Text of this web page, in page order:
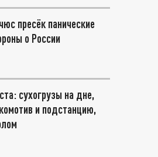
пресёк панические
о России
сухогрузы на дне,
и подстанцию,